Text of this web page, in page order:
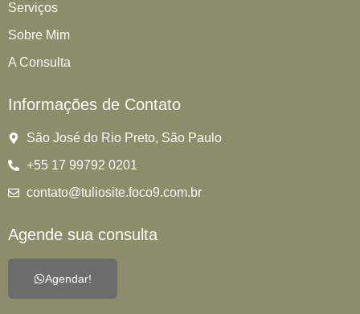
Serviços
Sobre Mim
A Consulta
Informações de Contato
São José do Rio Preto, São Paulo
+55 17 99792 0201
contato@tuliosite.foco9.com.br
Agende sua consulta
Agendar!